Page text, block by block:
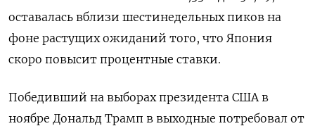
оставалась вблизи шестинедельных пиков на
фоне растущих ожиданий того, что Япония
скоро повысит процентные ставки.
Победивший на выборах президента США в
ноябре Дональд Трамп в выходные потребовал от